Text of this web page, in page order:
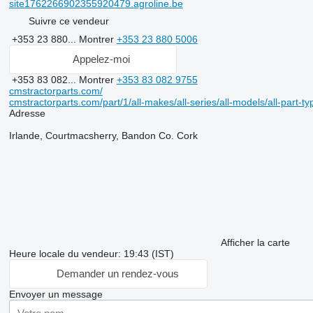
site1762266902355920479.agroline.be
Suivre ce vendeur
+353 23 880... Montrer +353 23 880 5006
Appelez-moi
+353 83 082... Montrer +353 83 082 9755
cmstractorparts.com/
cmstractorparts.com/part/1/all-makes/all-series/all-models/all-part-
Adresse
Irlande, Courtmacsherry, Bandon Co. Cork
Afficher la carte
Heure locale du vendeur: 19:43 (IST)
Demander un rendez-vous
Envoyer un message